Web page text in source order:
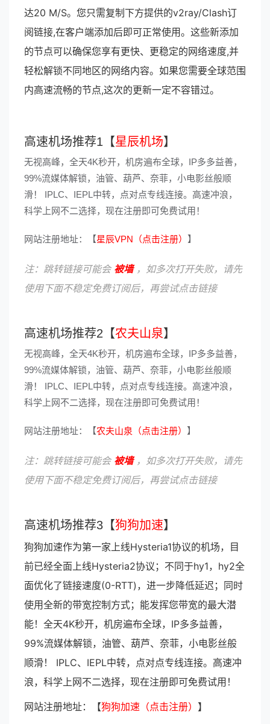
达20 M/S。您只需复制下方提供的v2ray/Clash订
阅链接,在客户端添加后即可正常使用。这些新添加
的节点可以确保您享有更快、更稳定的网络速度,并
轻松解锁不同地区的网络内容。如果您需要全球范围
内高速流畅的节点,这次的更新一定不容错过。
高速机场推荐1【星辰机场】
无视高峰，全天4K秒开，机房遍布全球，IP多多益善，
99%流媒体解锁，油管、葫芦、奈菲，小电影丝般顺
滑！ IPLC、IEPL中转，点对点专线连接。高速冲浪，
科学上网不二选择，现在注册即可免费试用！
网站注册地址：【星辰VPN（点击注册） 】
注：跳转链接可能会 被墙，如多次打开失败，请先
使用下面不稳定免费订阅后，再尝试点击链接
高速机场推荐2【农夫山泉】
无视高峰，全天4K秒开，机房遍布全球，IP多多益善，
99%流媒体解锁，油管、葫芦、奈菲，小电影丝般顺
滑！ IPLC、IEPL中转，点对点专线连接。高速冲浪，
科学上网不二选择，现在注册即可免费试用！
网站注册地址：【农夫山泉（点击注册） 】
注：跳转链接可能会 被墙，如多次打开失败，请先
使用下面不稳定免费订阅后，再尝试点击链接
高速机场推荐3【狗狗加速】
狗狗加速作为第一家上线Hysteria1协议的机场，目
前已经全面上线Hysteria2协议；不同于hy1，hy2全
面优化了链接速度(0-RTT)，进一步降低延迟；同时
使用全新的带宽控制方式；能发挥您带宽的最大潜
能！全天4K秒开，机房遍布全球，IP多多益善，
99%流媒体解锁，油管、葫芦、奈菲，小电影丝般
顺滑！ IPLC、IEPL中转，点对点专线连接。高速冲
浪，科学上网不二选择，现在注册即可免费试用！
网站注册地址：【狗狗加速（点击注册） 】